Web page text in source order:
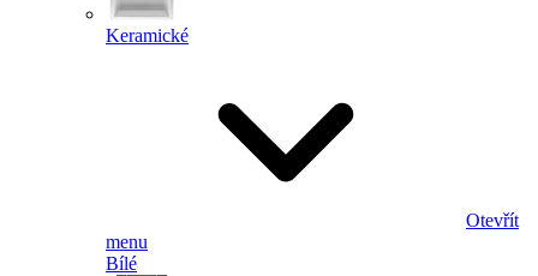
Keramické
Otevřít
menu
Bílé